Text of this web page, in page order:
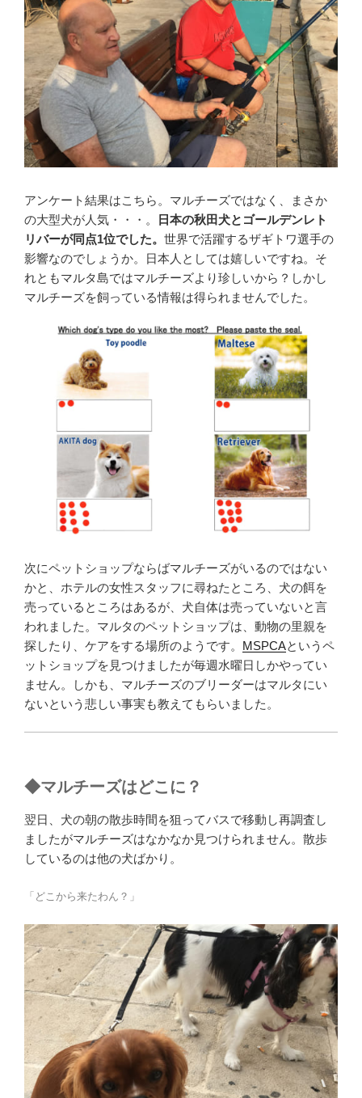
アンケート結果はこちら。マルチーズではなく、まさか
の大型犬が人気・・・。
日本の秋田犬とゴールデンレト
リバーが同点1位でした。 世界で活躍するザギトワ選手の
影響なのでしょうか。日本人としては嬉しいですね。そ
れともマルタ島ではマルチーズより珍しいから？しかし
マルチーズを飼っている情報は得られませんでした。
次にペットショップならばマルチーズがいるのではない
かと、ホテルの女性スタッフに尋ねたところ、犬の餌を
売っているところはあるが、犬自体は売っていないと言
われました。マルタのペットショップは、動物の里親を
探したり、ケアをする場所のようです。 MSPCAというペ
ットショップを見つけましたが毎週水曜日しかやってい
ません。しかも、マルチーズのブリーダーはマルタにい
ないという悲しい事実も教えてもらいました。
◆マルチーズはどこに？
翌日、犬の朝の散歩時間を狙ってバスで移動し再調査し
ましたがマルチーズはなかなか見つけられません。散歩
しているのは他の犬ばかり。
「どこから来たわん？」